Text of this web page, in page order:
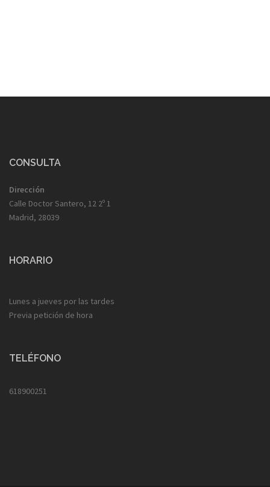
CONSULTA
Dirección
Calle Doctor Santero, 12 2º 1
Madrid, 28039
HORARIO
Lunes a jueves por las tardes
Previa petición de hora
TELÉFONO
618900251